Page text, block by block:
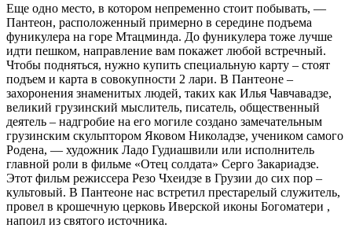
Еще одно место, в котором непременно стоит побывать, —
Пантеон, расположенный примерно в середине подъема
фуникулера на горе Мтацминда. До фуникулера тоже лучше
идти пешком, направление вам покажет любой встречный.
Чтобы подняться, нужно купить специальную карту – стоят
подъем и карта в совокупности 2 лари. В Пантеоне –
захоронения знаменитых людей, таких как Илья Чавчавадзе,
великий грузинский мыслитель, писатель, общественный
деятель – надгробие на его могиле создано замечательным
грузинским скульптором Яковом Николадзе, учеником самого
Родена, — художник Ладо Гудиашвили или исполнитель
главной роли в фильме «Отец солдата» Серго Закариадзе.
Этот фильм режиссера Резо Чхеидзе в Грузии до сих пор –
культовый. В Пантеоне нас встретил престарелый служитель,
провел в крошечную церковь Иверской иконы Богоматери ,
напоил из святого источника.